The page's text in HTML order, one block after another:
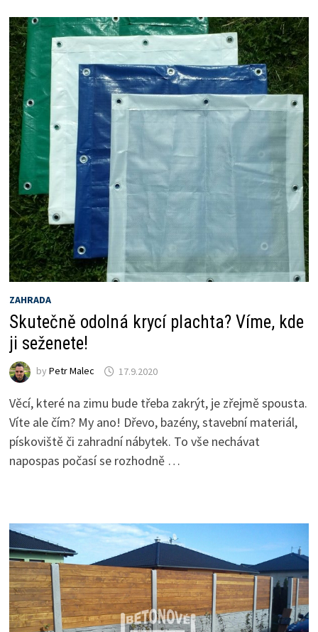
ZAHRADA
Skutečně odolná krycí plachta? Víme, kde
ji seženete!
by Petr Malec 17.9.2020
Věcí, které na zimu bude třeba zakrýt, je zřejmě spousta.
Víte ale čím? My ano! Dřevo, bazény, stavební materiál,
pískoviště či zahradní nábytek. To vše nechávat
napospas počasí se rozhodně …